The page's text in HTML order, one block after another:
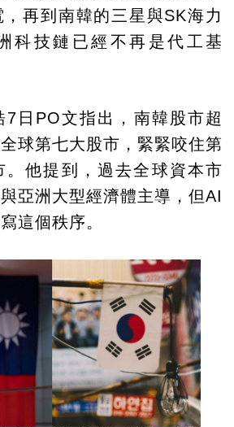
再到南韓的三星與SK海力
科技鏈已經不再是代工基
7日PO文指出，南韓股市超
球第七大股市，緊緊咬住第
。他提到，過去全球資本市
亞洲大型經濟體主導，但AI
這個秩序。